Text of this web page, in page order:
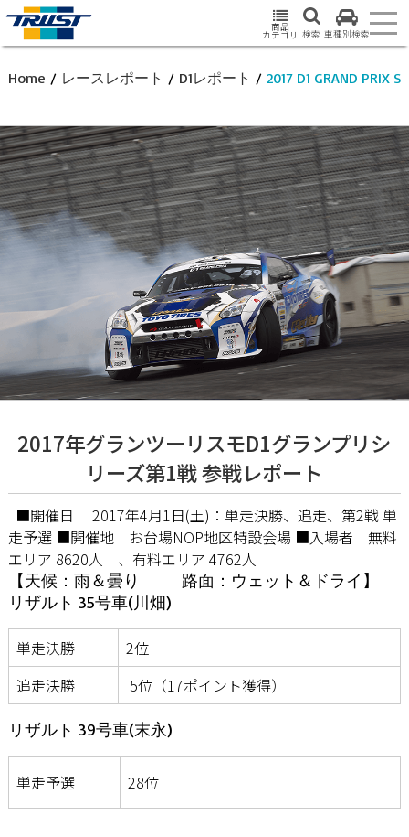
商品
カテゴリ 検索 車種別検索
Home / レースレポート / D1レポート / 2017 D1 GRAND PRIX
2017年グランツーリスモD1グランプリシ
リーズ第1戦 参戦レポート
■開催日 2017年4月1日(土)：単走決勝、追走、第2戦 単
走予選 ■開催地 お台場NOP地区特設会場 ■入場者 無料
エリア 8620人 、有料エリア 4762人
【天候：雨＆曇り 路面：ウェット＆ドライ】
リザルト 35号車(川畑)
単走決勝
2位
追走決勝
5位（17ポイント獲得）
リザルト 39号車(末永)
単走予選 28位